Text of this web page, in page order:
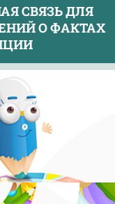
СВЯЗЬ ДЛЯ
О ФАКТАХ